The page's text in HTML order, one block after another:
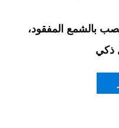
المفقود،